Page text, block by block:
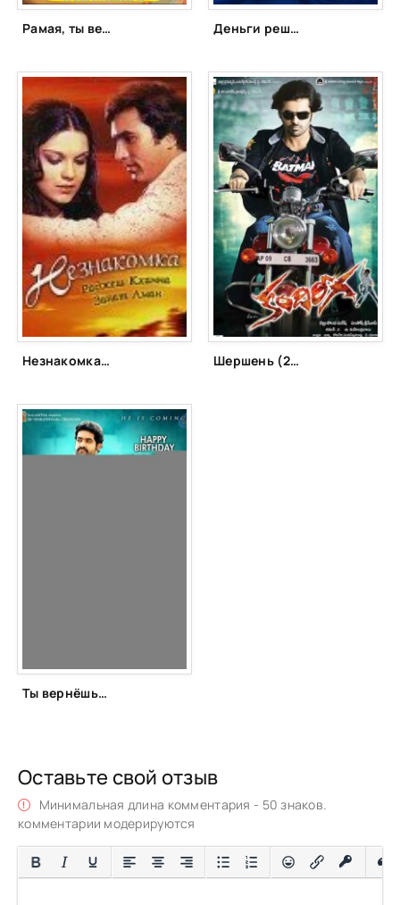
Рамая, ты вернёшься (2013) Деньги решают всё! (2008)
Незнакомка (1974) Шершень (2011)
Ты вернёшься, Рамайя (2013)
Оставьте свой отзыв
Минимальная длина комментария - 50 знаков.
комментарии модерируются